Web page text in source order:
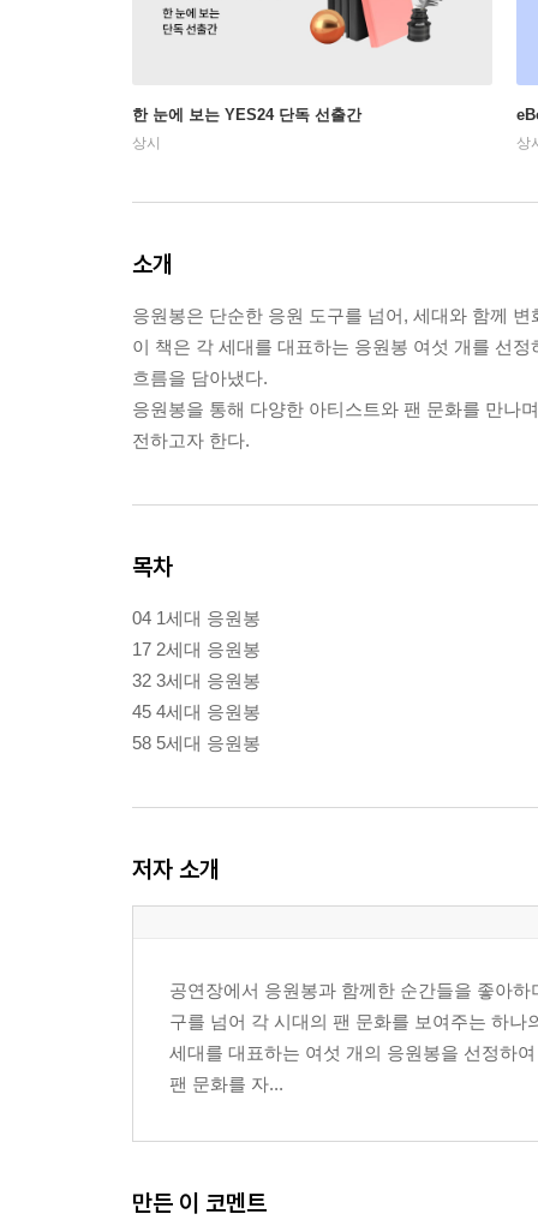
한 눈에 보는 YES24 단독 선출간
상시 상
소개
응원봉은 단순한 응원 도구를 넘어, 세대와 함께
이 책은 각 세대를 대표하는 응원봉 여섯 개를 선
흐름을 담아냈다.
응원봉을 통해 다양한 아티스트와 팬 문화를 만나
전하고자 한다.
목차
04 1세대 응원봉
17 2세대 응원봉
32 3세대 응원봉
45 4세대 응원봉
58 5세대 응원봉
저자 소개
공연장에서 응원봉과 함께한 순간들을 좋아
구를 넘어 각 시대의 팬 문화를 보여주는 하
세대를 대표하는 여섯 개의 응원봉을 선정하
팬 문화를 자...
만든 이 코멘트